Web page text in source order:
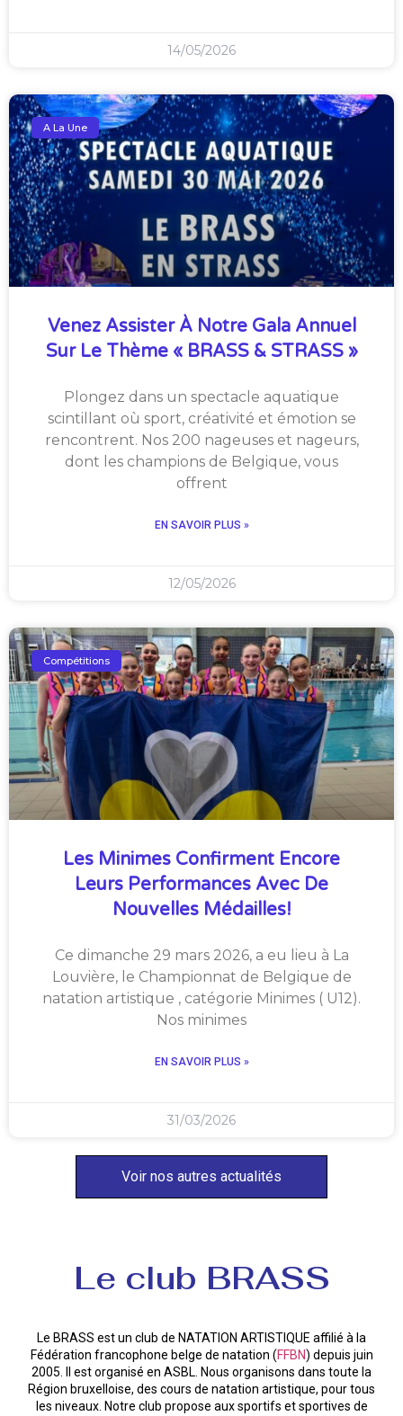
14/05/2026
A La Une
Venez Assister À Notre Gala Annuel
Sur Le Thème « BRASS & STRASS »
Plongez dans un spectacle aquatique
scintillant où sport, créativité et émotion se
rencontrent. Nos 200 nageuses et nageurs,
dont les champions de Belgique, vous
offrent
EN SAVOIR PLUS »
12/05/2026
Compétitions
Les Minimes Confirment Encore
Leurs Performances Avec De
Nouvelles Médailles!
Ce dimanche 29 mars 2026, a eu lieu à La
Louvière, le Championnat de Belgique de
natation artistique , catégorie Minimes ( U12).
Nos minimes
EN SAVOIR PLUS »
31/03/2026
Voir nos autres actualités
Le club BRASS
Le BRASS est un club de NATATION ARTISTIQUE affilié à la
Fédération francophone belge de natation (FFBN) depuis juin
2005. Il est organisé en ASBL. Nous organisons dans toute la
Région bruxelloise, des cours de natation artistique, pour tous
les niveaux. Notre club propose aux sportifs et sportives de